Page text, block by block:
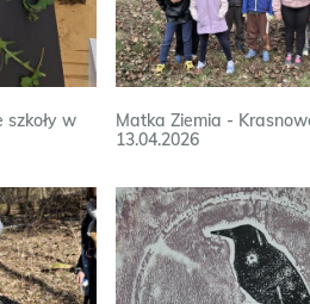
szkoły w
Matka Ziemia -
13.04.2026